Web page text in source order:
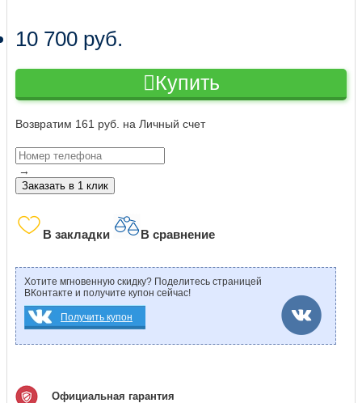
10 700 руб.
Купить
Возвратим 161 руб. на Личный счет
→
Заказать в 1 клик
В закладки В сравнение
Хотите мгновенную скидку? Поделитесь страницей
ВКонтакте и получите купон сейчас!
Получить купон
Официальная гарантия